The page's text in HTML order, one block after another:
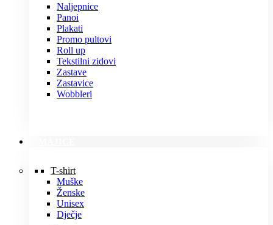
Naljepnice
Panoi
Plakati
Promo pultovi
Roll up
Tekstilni zidovi
Zastave
Zastavice
Wobbleri
T-shirt
Muške
Ženske
Unisex
Dječje